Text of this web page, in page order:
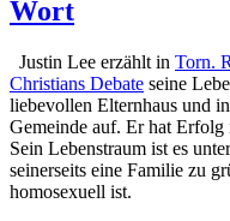
Wort
Justin Lee erzählt in Torn.
Christians Debate seine
liebevollen Elternhaus und
Gemeinde auf. Er hat
Sein Lebenstraum ist es
seinerseits eine Familie zu
homosexuell ist.